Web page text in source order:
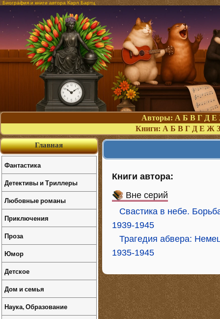
Биография и книги автора Карл Бартц
Авторы: А Б В Г Д Е
Книги: А Б В Г Д Е Ж З
Книги автора:
Вне серий
Свастика в небе.
1939-1945
Трагедия абвера:
1935-1945
Главная
Фантастика
Детективы и Триллеры
Любовные романы
Приключения
Проза
Юмор
Детское
Дом и семья
Наука, Образование